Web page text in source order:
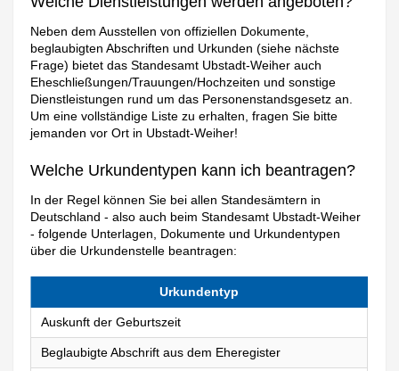
Neben dem Ausstellen von offiziellen Dokumente,
beglaubigten Abschriften und Urkunden (siehe nächste
Frage) bietet das Standesamt Ubstadt-Weiher auch
Eheschließungen/Trauungen/Hochzeiten und sonstige
Dienstleistungen rund um das Personenstandsgesetz an.
Um eine vollständige Liste zu erhalten, fragen Sie bitte
jemanden vor Ort in Ubstadt-Weiher!
Welche Urkundentypen kann ich beantragen?
In der Regel können Sie bei allen Standesämtern in
Deutschland - also auch beim Standesamt Ubstadt-Weiher
- folgende Unterlagen, Dokumente und Urkundentypen
über die Urkundenstelle beantragen:
Urkundentyp
Auskunft der Geburtszeit
Beglaubigte Abschrift aus dem Eheregister